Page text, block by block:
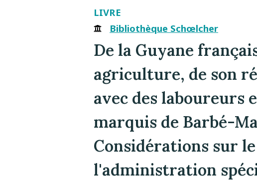
LIVRE
Bibliothèque Schœlcher
De la Guyane
agriculture, de son
avec des laboureurs
marquis de Barbé-
Considérations sur
l'administration